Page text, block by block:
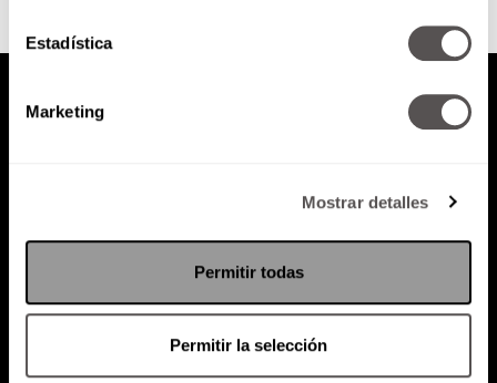
Estadística
Marketing
Mostrar detalles
Permitir todas
Permitir la selección
Política de Privacidad
RADIO MARTHA